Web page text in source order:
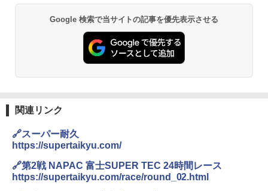
Google 検索で当サイトの記事を優先表示させる
関連リンク
🔗スーパー耐久
https://supertaikyu.com/
🔗第2戦 NAPAC 富士SUPER TEC 24時間レース
https://supertaikyu.com/race/round_02.html